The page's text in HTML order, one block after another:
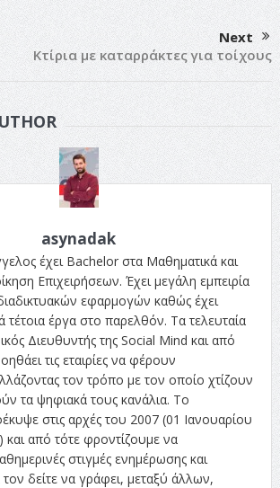
Next
Κτίρια με καταρράκτες για τοίχους
asynadak
έχει Bachelor στα Μαθηματικά και
Επιχειρήσεων. Έχει μεγάλη εμπειρία
εφαρμογών καθώς έχει
τέτοια έργα στο παρελθόν. Τα τελευταία
Διευθυντής της Social Mind και από
τις εταιρίες να φέρουν
τον τρόπο με τον οποίο χτίζουν
τα ψηφιακά τους κανάλια. Το
στις αρχές του 2007 (01 Ιανουαρίου
και από τότε φροντίζουμε να
στιγμές ενημέρωσης και
δείτε να γράφει, μεταξύ άλλων,